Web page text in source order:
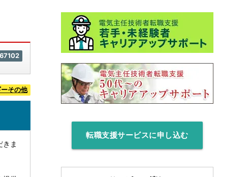
67102
その他
きま
転職支援サービスに申し込む